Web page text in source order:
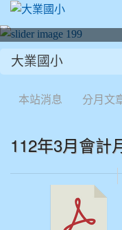
大業國小
本站消息 分月文
112年3月會計